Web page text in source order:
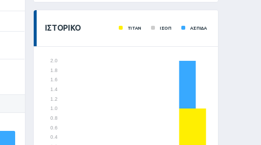
ΙΣΤΟΡΙΚΌ ΤΙΤΑΝ ΙΣΟΠ ΑΣΠΙΔΑ